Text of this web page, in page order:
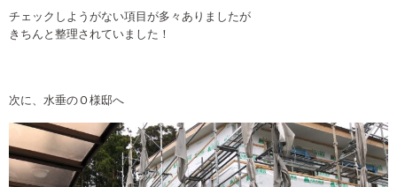
チェックしようがない項目が多々ありましたが
きちんと整理されていました！
次に、水垂のＯ様邸へ